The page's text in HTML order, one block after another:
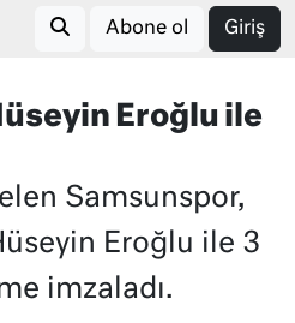
Abone ol Giriş
Eroğlu ile
Samsunspor,
Eroğlu ile 3
imzaladı.